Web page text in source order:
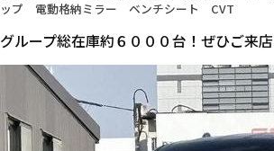
ップ 電動格納ミラー ベンチシート CVT
グループ総在庫約６０００台！ぜひご来